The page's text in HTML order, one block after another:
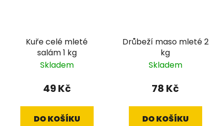
Kuře celé mleté
salám 1 kg
Skladem
49 Kč
DO KOŠÍKU
Drůbeží maso mleté 2
kg
Skladem
78 Kč
DO KOŠÍKU